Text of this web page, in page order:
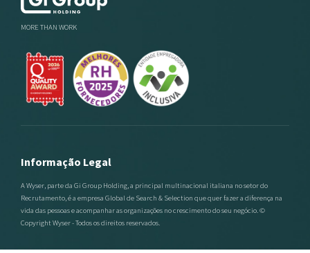
MORE THAN WORK
Informação Legal
A Wyser, parte da Gi Group Holding, a principal multinacional italiana no setor do
Recrutamento, é a empresa Global de Search & Selection que quer fazer a diferença na
vida das pessoas e acompanhar as organizações no crescimento do seu negócio. ©
Copyright Wyser - Todos os direitos reservados.